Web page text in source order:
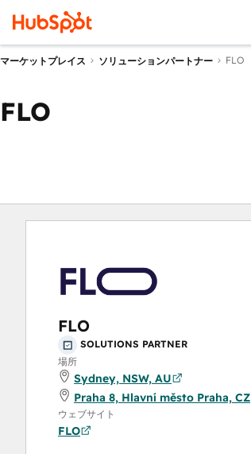
マーケットプレイス ソリューションパートナー FLO
FLO
FLO
SOLUTIONS PARTNER
場所
Sydney, NSW, AU
Praha 8, Hlavní město Praha, CZ
ウェブサイト
FLO